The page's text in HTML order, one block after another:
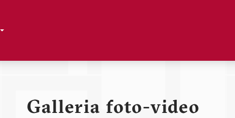
Toggle Dropdown
Galleria foto-video